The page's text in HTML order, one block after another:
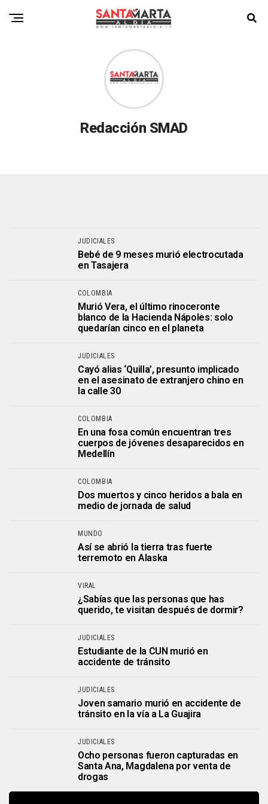
Redacción SMAD
JUDICIALES
Bebé de 9 meses murió electrocutada
en Tasajera
COLOMBIA
Murió Vera, el último rinoceronte
blanco de la Hacienda Nápoles: solo
quedarían cinco en el planeta
JUDICIALES
Cayó alias ‘Quilla’, presunto implicado
en el asesinato de extranjero chino en
la calle 30
COLOMBIA
En una fosa común encuentran tres
cuerpos de jóvenes desaparecidos en
Medellín
COLOMBIA
Dos muertos y cinco heridos a bala en
medio de jornada de salud
MUNDO
Así se abrió la tierra tras fuerte
terremoto en Alaska
VIRAL
¿Sabías que las personas que has
querido, te visitan después de dormir?
JUDICIALES
Estudiante de la CUN murió en
accidente de tránsito
JUDICIALES
Joven samario murió en accidente de
tránsito en la vía a La Guajira
JUDICIALES
Ocho personas fueron capturadas en
Santa Ana, Magdalena por venta de
drogas